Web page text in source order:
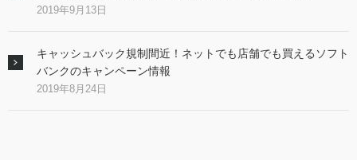
2019年9月13日
キャッシュバック規制間近！ネットでも店舗でも買えるソフト
バンクのキャンペーン情報
2019年8月24日